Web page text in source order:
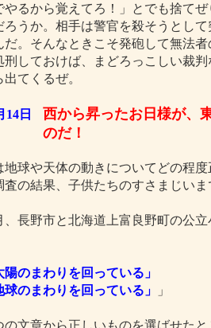
やるから覚えてろ！」とでも捨て
ろうか。相手は警官を殺そうとし
だ。そんなときこそ発砲して無法
刑しておけば、まどろっこしい裁
てくるぜ。
14日
西から昇ったお日様が、
のだ！
球や天体の動きについてどの程
査の結果、子供たちのすさまじい
長野市と北海道上富良野町の公
陽のまわりを回っている」
球のまわりを回っている」
」
の文章から正しいものを選ばせた